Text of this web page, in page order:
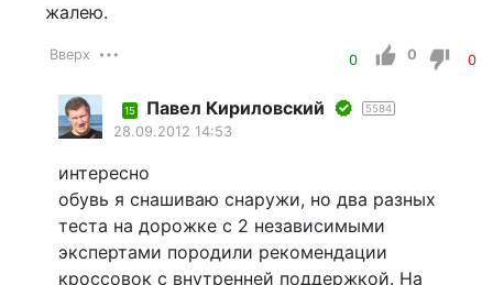
жалею.
Вверх 0 0 0
15 Павел Кириловский 5584
28.09.2012 14:53
интересно
обувь я снашиваю снаружи, но два разных
теста на дорожке с 2 независимыми
экспертами породили рекомендации
кроссовок с внутренней поддержкой. На